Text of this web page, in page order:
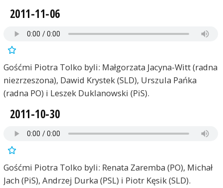
2011-11-06
Gośćmi Piotra Tolko byli: Małgorzata Jacyna-Witt (radna
niezrzeszona), Dawid Krystek (SLD), Urszula Pańka
(radna PO) i Leszek Duklanowski (PiS).
2011-10-30
Gośćmi Piotra Tolko byli: Renata Zaremba (PO), Michał
Jach (PiS), Andrzej Durka (PSL) i Piotr Kęsik (SLD).